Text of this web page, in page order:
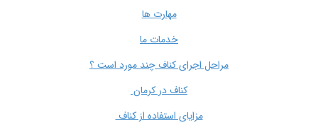
مهارت ها
خدمات ما
مراحل اجرای کناف چند مورد است ؟
کناف در کرمان
مزایای استفاده از کناف